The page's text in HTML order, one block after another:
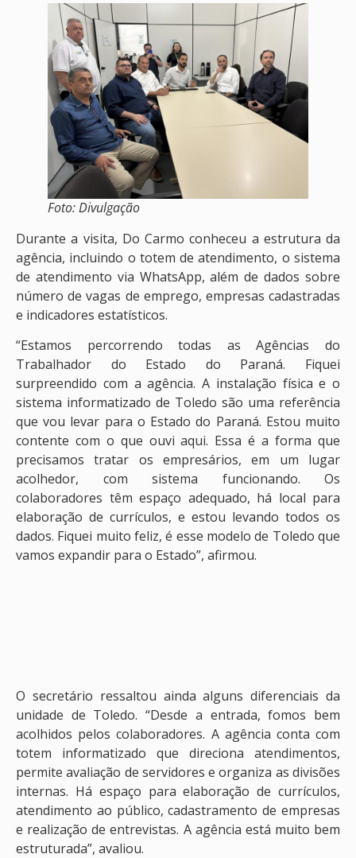
Foto: Divulgação
Durante a visita, Do Carmo conheceu a estrutura da
agência, incluindo o totem de atendimento, o sistema
de atendimento via WhatsApp, além de dados sobre
número de vagas de emprego, empresas cadastradas
e indicadores estatísticos.
“Estamos percorrendo todas as Agências do
Trabalhador do Estado do Paraná. Fiquei
surpreendido com a agência. A instalação física e o
sistema informatizado de Toledo são uma referência
que vou levar para o Estado do Paraná. Estou muito
contente com o que ouvi aqui. Essa é a forma que
precisamos tratar os empresários, em um lugar
acolhedor, com sistema funcionando. Os
colaboradores têm espaço adequado, há local para
elaboração de currículos, e estou levando todos os
dados. Fiquei muito feliz, é esse modelo de Toledo que
vamos expandir para o Estado”, afirmou.
O secretário ressaltou ainda alguns diferenciais da
unidade de Toledo. “Desde a entrada, fomos bem
acolhidos pelos colaboradores. A agência conta com
totem informatizado que direciona atendimentos,
permite avaliação de servidores e organiza as divisões
internas. Há espaço para elaboração de currículos,
atendimento ao público, cadastramento de empresas
e realização de entrevistas. A agência está muito bem
estruturada”, avaliou.